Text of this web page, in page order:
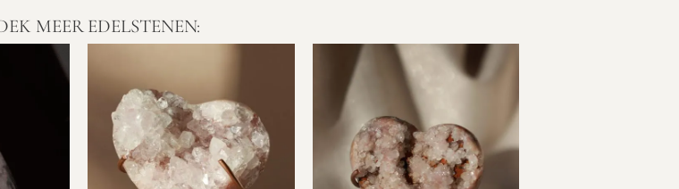
MEER EDELSTENEN: